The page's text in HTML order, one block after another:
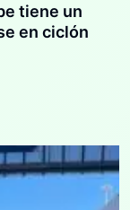
tiene un
en ciclón